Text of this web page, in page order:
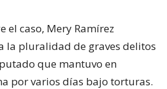
el caso, Mery Ramírez
la pluralidad de graves delitos
que mantuvo en
por varios días bajo torturas.